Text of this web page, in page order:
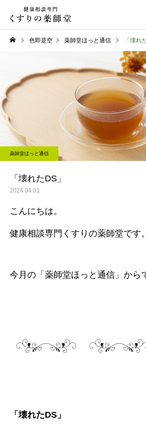
日常のこと
熊本県代表有明高校、初戦
突破おめでとう！
色即是空 薬師堂ほっと通信 「壊れ
薬師堂ほっと通信
「壊れたDS」
2024.04.01
こんにちは。
健康相談専門くすりの薬師堂です。
今月の「薬師堂ほっと通信」から
「壊れたDS」